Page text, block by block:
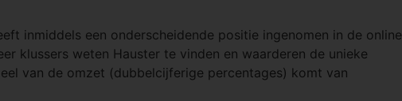
inmiddels een onderscheidende positie ingenomen in de online
klussers weten Hauster te vinden en waarderen de unieke
van de omzet (dubbelcijferige percentages) komt van